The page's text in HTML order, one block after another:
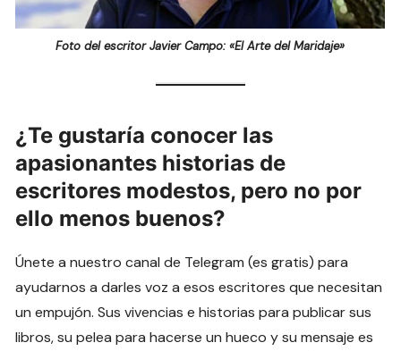
Foto del escritor Javier Campo: «El Arte del Maridaje»
¿Te gustaría conocer las
apasionantes historias de
escritores modestos, pero no por
ello menos buenos?
Únete a nuestro canal de Telegram (es gratis) para
ayudarnos a darles voz a esos escritores que necesitan
un empujón. Sus vivencias e historias para publicar sus
libros, su pelea para hacerse un hueco y su mensaje es